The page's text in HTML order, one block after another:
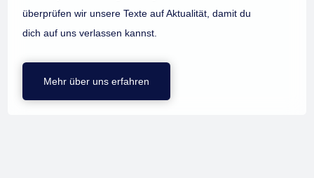
überprüfen wir unsere Texte auf Aktualität, damit du
dich auf uns verlassen kannst.
Mehr über uns erfahren